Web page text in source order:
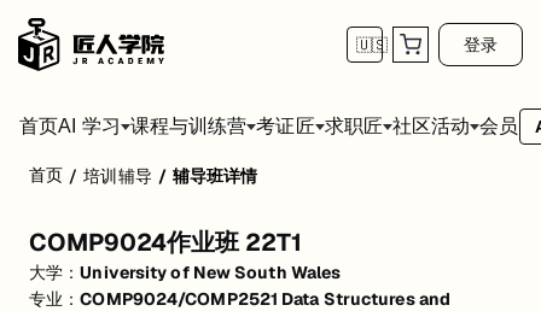
🇺🇸 登录
首页AI 学习 课程与训练营 考证匠 求职匠 社区活动 会员
活动形式: 线上/线下
开始日期: 2022/3/13
首页 / 培训辅导 / 辅导班详情
COMP9024作业班 22T1
大学：University of New South Wales
专业：COMP9024/COMP2521 Data Structures and